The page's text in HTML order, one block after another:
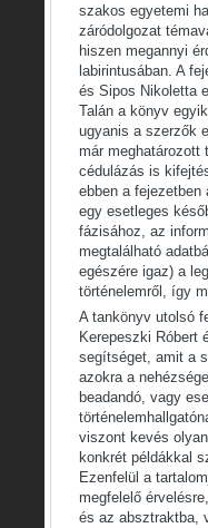
szakos egyetemi
záródolgozat
hiszen megannyi
labirintusában. A
és Sipos Nikoletta
Talán a könyv
ugyanis a szerzők
már meghatározott
cédulázás is
ebben a
egy esetleges
fázisához, az
megtalálható
egészére igaz) a
történelemről, így
A tankönyv utolsó
Kerepeszki Róbert
segítséget, amit a
azokra a
beadandó, vagy
viszont kevés
konkrét példákkal
Ezenfelül a
megfelelő
és az absztraktba,